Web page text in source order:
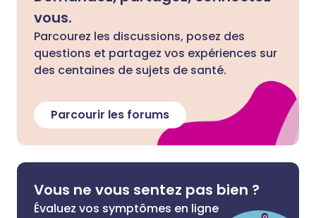
vous.
Parcourez les discussions, posez des
questions et partagez vos expériences sur
des centaines de sujets de santé.
Parcourir les forums
Vous ne vous sentez pas bien ?
Évaluez vos symptômes en ligne